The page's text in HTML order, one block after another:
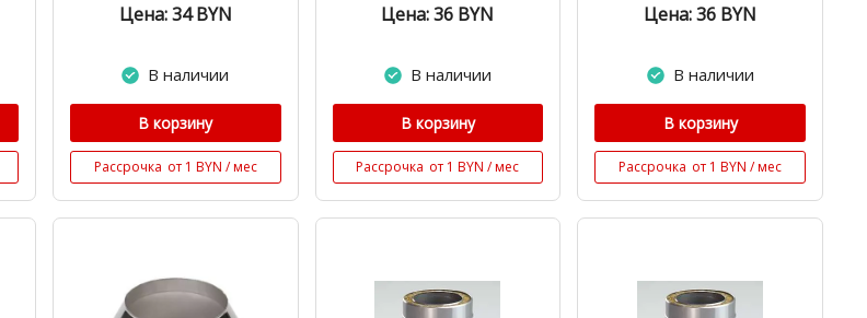
Цена: 34 BYN
В наличии
В корзину
Рассрочка от 1 BYN / мес
Цена: 36 BYN
В наличии
В корзину
Рассрочка от 1 BYN / мес
Цена: 36 BYN
В наличии
В корзину
Рассрочка от 1 BYN / мес